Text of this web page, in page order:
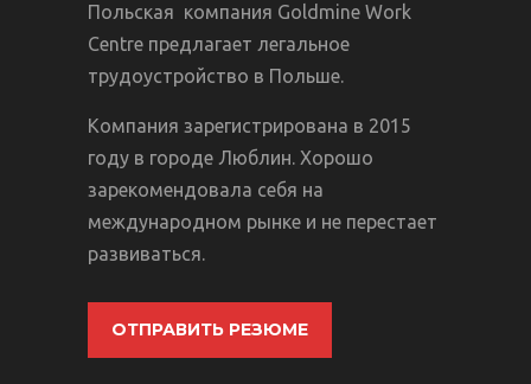
Польская компания Goldmine Work
Centre предлагает легальное
трудоустройство в Польше.
Компания зарегистрирована в 2015
году в городе Люблин. Хорошо
зарекомендовала себя на
международном рынке и не перестает
развиваться.
ОТПРАВИТЬ РЕЗЮМЕ